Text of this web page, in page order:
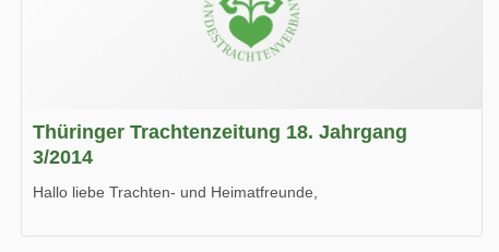
Thüringer Trachtenzeitung 18. Jahrgang
3/2014
Hallo liebe Trachten- und Heimatfreunde,